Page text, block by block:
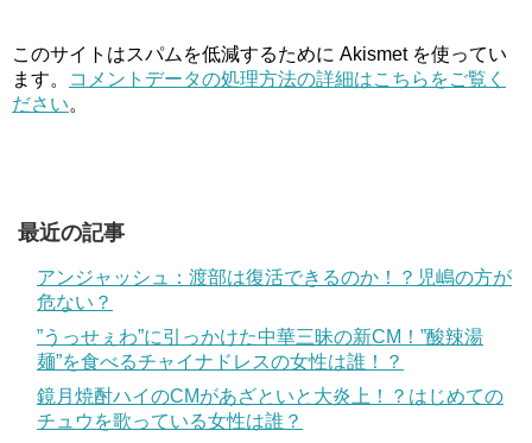
このサイトはスパムを低減するために Akismet を使ってい
ます。
コメントデータの処理方法の詳細はこちらをご覧く
ださい。
最近の記事
アンジャッシュ：渡部は復活できるのか！？児嶋の方が
危ない？
”うっせぇわ”に引っかけた中華三昧の新CM！”酸辣湯
麺”を食べるチャイナドレスの女性は誰！？
鏡月焼酎ハイのCMがあざといと大炎上！？はじめての
チュウを歌っている女性は誰？